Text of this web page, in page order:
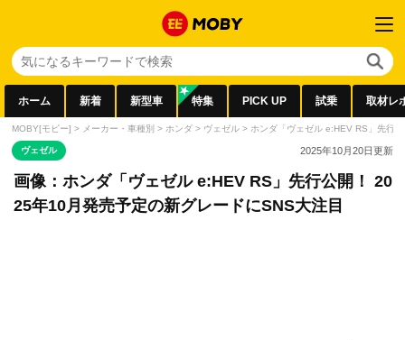
ホーム 新着 新型車 特集 PICK UP 試乗 取材レ
MOBY[モビー] > メーカー・車種別 > ホンダ > ヴェゼル > ホンダ「ヴェゼル e:HEV RS」先行
ヴェゼル 2025年10月20日更新
画像：ホンダ「ヴェゼル e:HEV RS」先行公開！ 20
25年10月発売予定の新グレードにSNS大注目